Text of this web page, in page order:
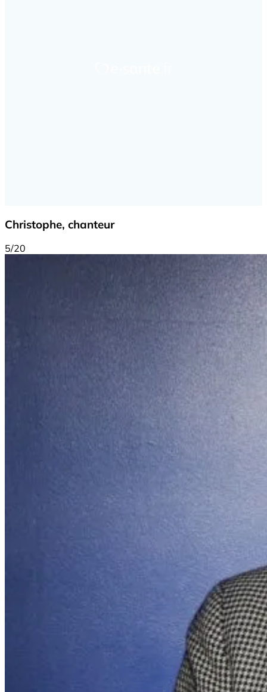
Christophe, chanteur
5/20